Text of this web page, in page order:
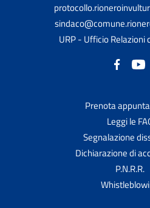
URP - Ufficio Relazioni
Prenota
Leggi le
Segnalazione
Dichiarazione di
P.N.R.R.